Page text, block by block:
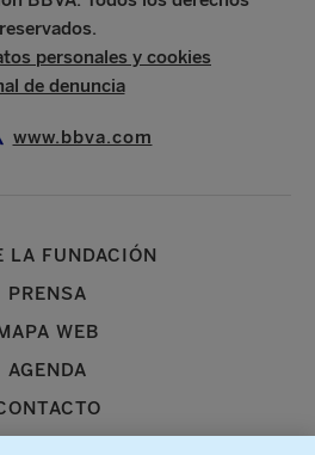
reservados.
personales y cookies
de denuncia
www.bbva.com
LA FUNDACIÓN
PRENSA
WEB
AGENDA